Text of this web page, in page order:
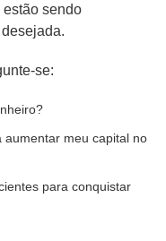
sendo
se:
aumentar meu capital no
para conquistar